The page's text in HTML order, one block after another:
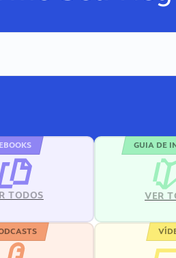
EBOOKS
TODOS
GUIA DE
VER